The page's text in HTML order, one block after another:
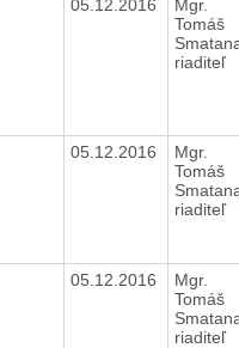
05.12.2016
Mgr.
Tomáš
riaditeľ
05.12.2016
Mgr.
Tomáš
riaditeľ
05.12.2016
Mgr.
Tomáš
riaditeľ